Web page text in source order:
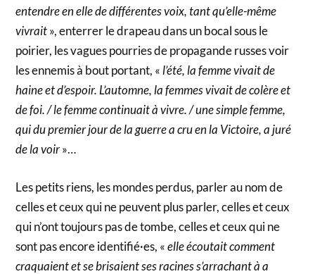
entendre en elle de différentes voix, tant qu’elle-même
vivrait», enterrer le drapeau dans un bocal sous le
poirier, les vagues pourries de propagande russes voir
les ennemis à bout portant, «l’été, la femme vivait de
haine et d’espoir. L’automne, la femmes vivait de colère et
de foi. / le femme continuait à vivre. / une simple femme,
qui du premier jour de la guerre a cru en la Victoire, a juré
de la voir»…
Les petits riens, les mondes perdus, parler au nom de
celles et ceux qui ne peuvent plus parler, celles et ceux
qui n’ont toujours pas de tombe, celles et ceux qui ne
sont pas encore identifié·es, «elle écoutait comment
craquaient et se brisaient ses racines s’arrachant à a